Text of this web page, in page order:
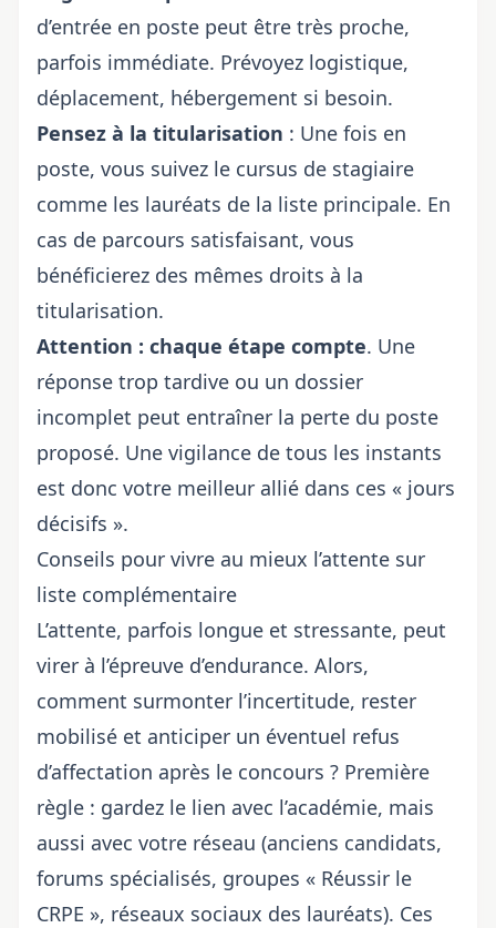
d’entrée en poste peut être très proche,
parfois immédiate. Prévoyez logistique,
déplacement, hébergement si besoin.
Pensez à la titularisation : Une fois en
poste, vous suivez le cursus de stagiaire
comme les lauréats de la liste principale. En
cas de parcours satisfaisant, vous
bénéficierez des mêmes droits à la
titularisation.
Attention : chaque étape compte. Une
réponse trop tardive ou un dossier
incomplet peut entraîner la perte du poste
proposé. Une vigilance de tous les instants
est donc votre meilleur allié dans ces « jours
décisifs ».
Conseils pour vivre au mieux l’attente sur
liste complémentaire
L’attente, parfois longue et stressante, peut
virer à l’épreuve d’endurance. Alors,
comment surmonter l’incertitude, rester
mobilisé et anticiper un éventuel refus
d’affectation après le concours ? Première
règle : gardez le lien avec l’académie, mais
aussi avec votre réseau (anciens candidats,
forums spécialisés, groupes « Réussir le
CRPE », réseaux sociaux des lauréats). Ces